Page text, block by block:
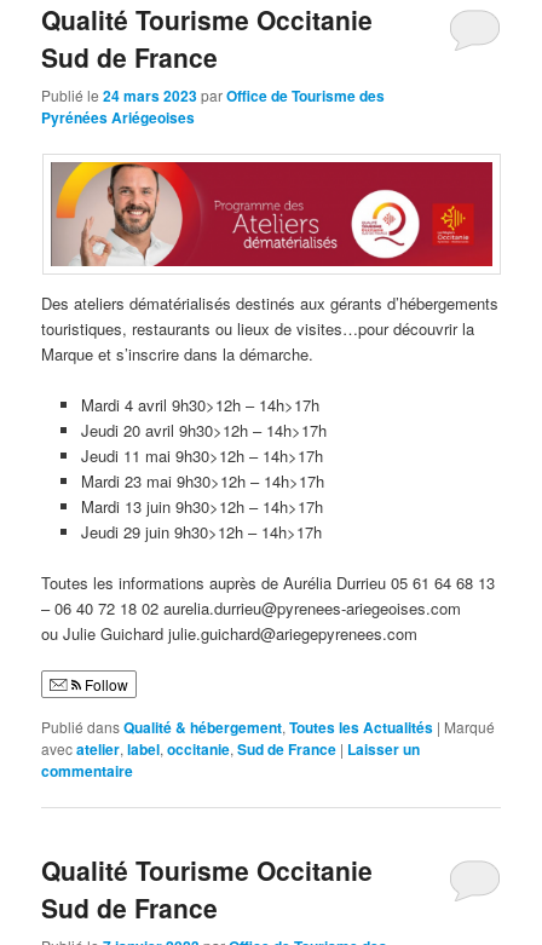
Qualité Tourisme Occitanie
Sud de France
Publié le24 mars 2023parOffice de Tourisme des
Pyrénées Ariégeoises
Des ateliers dématérialisés destinés aux gérants d’hébergements
touristiques, restaurants ou lieux de visites…pour découvrir la
Marque et s’inscrire dans la démarche.
Mardi 4 avril 9h30>12h – 14h>17h
Jeudi 20 avril 9h30>12h – 14h>17h
Jeudi 11 mai 9h30>12h – 14h>17h
Mardi 23 mai 9h30>12h – 14h>17h
Mardi 13 juin 9h30>12h – 14h>17h
Jeudi 29 juin 9h30>12h – 14h>17h
Toutes les informations auprès de Aurélia Durrieu 05 61 64 68 13
– 06 40 72 18 02 aurelia.durrieu@pyrenees-ariegeoises.com
ou Julie Guichard julie.guichard@ariegepyrenees.com
Follow
Publié dansQualité & hébergement,Toutes les Actualités | Marqué
avecatelier,label,occitanie,Sud de France | Laisser un
commentaire
Qualité Tourisme Occitanie
Sud de France